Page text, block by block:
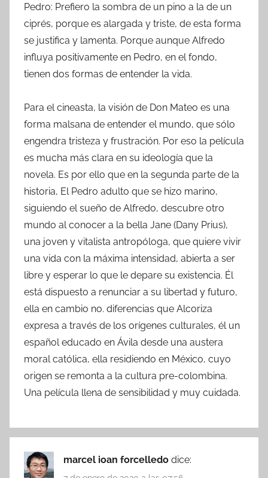
Pedro: Prefiero la sombra de un pino a la de un
ciprés, porque es alargada y triste, de esta forma
se justifica y lamenta. Porque aunque Alfredo
influya positivamente en Pedro, en el fondo,
tienen dos formas de entender la vida.
Para el cineasta, la visión de Don Mateo es una
forma malsana de entender el mundo, que sólo
engendra tristeza y frustración. Por eso la película
es mucha más clara en su ideología que la
novela. Es por ello que en la segunda parte de la
historia, El Pedro adulto que se hizo marino,
siguiendo el sueño de Alfredo, descubre otro
mundo al conocer a la bella Jane (Dany Prius),
una joven y vitalista antropóloga, que quiere vivir
una vida con la máxima intensidad, abierta a ser
libre y esperar lo que le depare su existencia. Él
está dispuesto a renunciar a su libertad y futuro,
ella en cambio no. diferencias que Alcoriza
expresa a través de los orígenes culturales, él un
español educado en Ávila desde una austera
moral católica, ella residiendo en México, cuyo
origen se remonta a la cultura pre-colombina.
Una película llena de sensibilidad y muy cuidada.
marcel ioan forcelledo dice: